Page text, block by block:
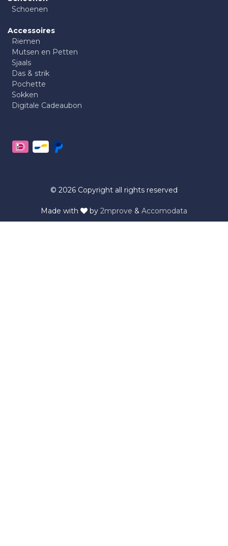
Made with by 2mprove & Accomodata
Schoenen
Accessoires
Riemen
Mutsen en Petten
Sjaals
Das & strik
Pochette
Sokken
Digitale Cadeaubon
© 2026 Copyright all rights reserved